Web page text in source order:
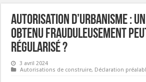
Autorisation d’urbanisme :
obtenu frauduleusement
régularisé ?
3 avril 2024
Autorisations de construire, Déclaration